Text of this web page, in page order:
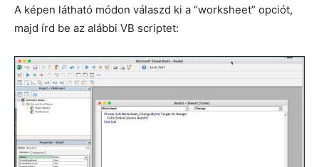
A képen látható módon válaszd ki a “worksheet” opciót,
majd írd be az alábbi VB scriptet: